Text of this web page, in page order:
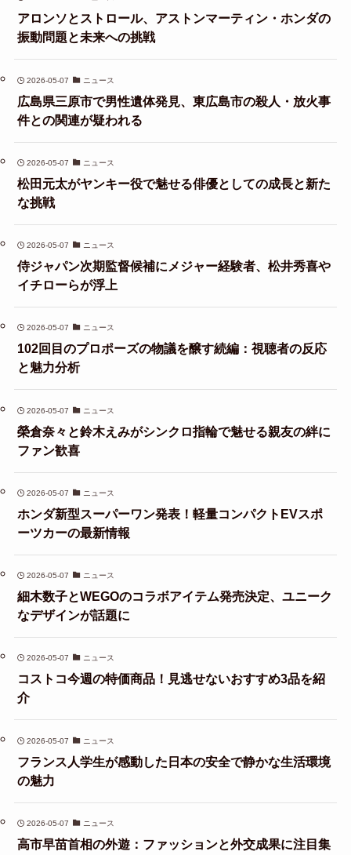
アロンソとストロール、アストンマーティン・ホンダの
振動問題と未来への挑戦
2026-05-07 ニュース
広島県三原市で男性遺体発見、東広島市の殺人・放火事
件との関連が疑われる
2026-05-07 ニュース
松田元太がヤンキー役で魅せる俳優としての成長と新た
な挑戦
2026-05-07 ニュース
侍ジャパン次期監督候補にメジャー経験者、松井秀喜や
イチローらが浮上
2026-05-07 ニュース
102回目のプロポーズの物議を醸す続編：視聴者の反応
と魅力分析
2026-05-07 ニュース
榮倉奈々と鈴木えみがシンクロ指輪で魅せる親友の絆に
ファン歓喜
2026-05-07 ニュース
ホンダ新型スーパーワン発表！軽量コンパクトEVスポ
ーツカーの最新情報
2026-05-07 ニュース
細木数子とWEGOのコラボアイテム発売決定、ユニーク
なデザインが話題に
2026-05-07 ニュース
コストコ今週の特価商品！見逃せないおすすめ3品を紹
介
2026-05-07 ニュース
フランス人学生が感動した日本の安全で静かな生活環境
の魅力
2026-05-07 ニュース
高市早苗首相の外遊：ファッションと外交成果に注目集